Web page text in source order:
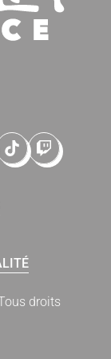
Instagram
sur LinkedIn
sur
France sur
MalcolmMalcolm
X (Twitter)
sur
France sur
droits